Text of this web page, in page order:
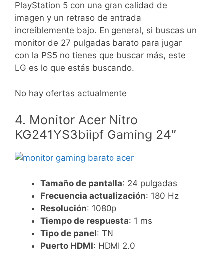
PlayStation 5 con una gran calidad de
imagen y un retraso de entrada
increíblemente bajo. En general, si buscas un
monitor de 27 pulgadas barato para jugar
con la PS5 no tienes que buscar más, este
LG es lo que estás buscando.
No hay ofertas actualmente
4. Monitor Acer Nitro
KG241YS3biipf Gaming 24″
Tamaño de pantalla: 24 pulgadas
Frecuencia actualización: 180 Hz
Resolución: 1080p
Tiempo de respuesta: 1 ms
Tipo de panel: TN
Puerto HDMI: HDMI 2.0